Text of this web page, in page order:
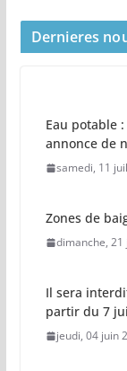
Dernieres
Eau potable
annonce de
samedi, 11
Zones de
dimanche, 21
Il sera
partir du 7
jeudi, 04 juin